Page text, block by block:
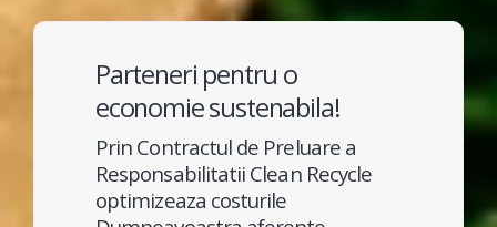
Parteneri pentru o
economie sustenabila!
Prin Contractul de Preluare a
Responsabilitatii Clean Recycle
optimizeaza costurile